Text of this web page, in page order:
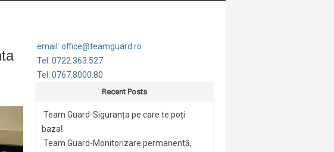
email: office@teamguard.ro
Tel: 0722.363.527
Tel: 0767.8000.80
Recent Posts
Team Guard-Siguranța pe care te poți
baza!
Team Guard-Monitorizare permanentă,